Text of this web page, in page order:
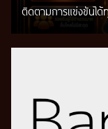
ติดตามการแข่งขันไ